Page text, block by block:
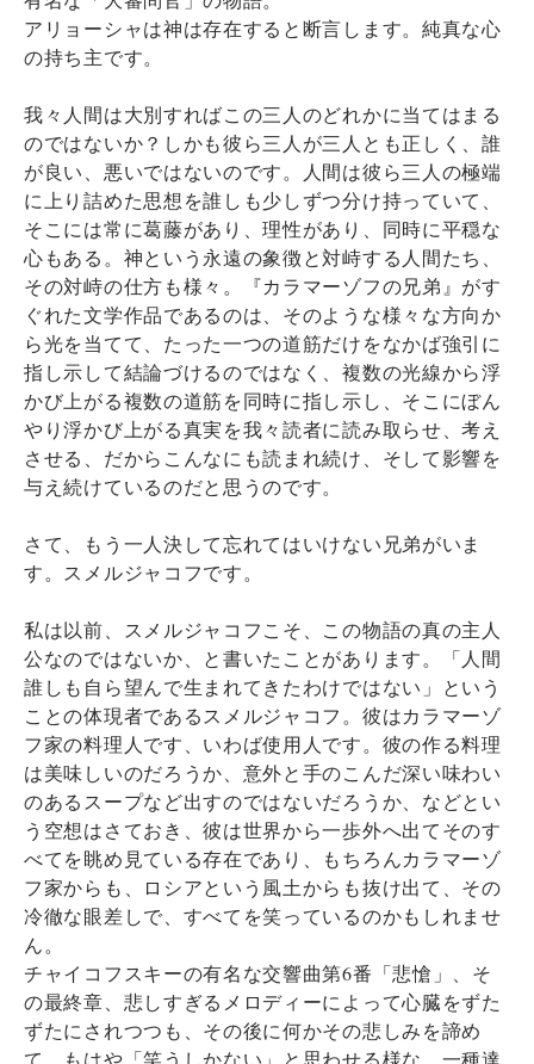
アリョーシャは神は存在すると断言します。純真な心
の持ち主です。
我々人間は大別すればこの三人のどれかに当てはまる
のではないか？しかも彼ら三人が三人とも正しく、誰
が良い、悪いではないのです。人間は彼ら三人の極端
に上り詰めた思想を誰しも少しずつ分け持っていて、
そこには常に葛藤があり、理性があり、同時に平穏な
心もある。神という永遠の象徴と対峙する人間たち、
その対峙の仕方も様々。『カラマーゾフの兄弟』がす
ぐれた文学作品であるのは、そのような様々な方向か
ら光を当てて、たった一つの道筋だけをなかば強引に
指し示して結論づけるのではなく、複数の光線から浮
かび上がる複数の道筋を同時に指し示し、そこにぼん
やり浮かび上がる真実を我々読者に読み取らせ、考え
させる、だからこんなにも読まれ続け、そして影響を
与え続けているのだと思うのです。
さて、もう一人決して忘れてはいけない兄弟がいま
す。スメルジャコフです。
私は以前、スメルジャコフこそ、この物語の真の主人
公なのではないか、と書いたことがあります。「人間
誰しも自ら望んで生まれてきたわけではない」という
ことの体現者であるスメルジャコフ。彼はカラマーゾ
フ家の料理人です、いわば使用人です。彼の作る料理
は美味しいのだろうか、意外と手のこんだ深い味わい
のあるスープなど出すのではないだろうか、などとい
う空想はさておき、彼は世界から一歩外へ出てそのす
べてを眺め見ている存在であり、もちろんカラマーゾ
フ家からも、ロシアという風土からも抜け出て、その
冷徹な眼差しで、すべてを笑っているのかもしれませ
ん。
チャイコフスキーの有名な交響曲第6番「悲愴」、そ
の最終章、悲しすぎるメロディーによって心臓をずた
ずたにされつつも、その後に何かその悲しみを諦め
て、もはや「笑うしかない」と思わせる様な、一種達